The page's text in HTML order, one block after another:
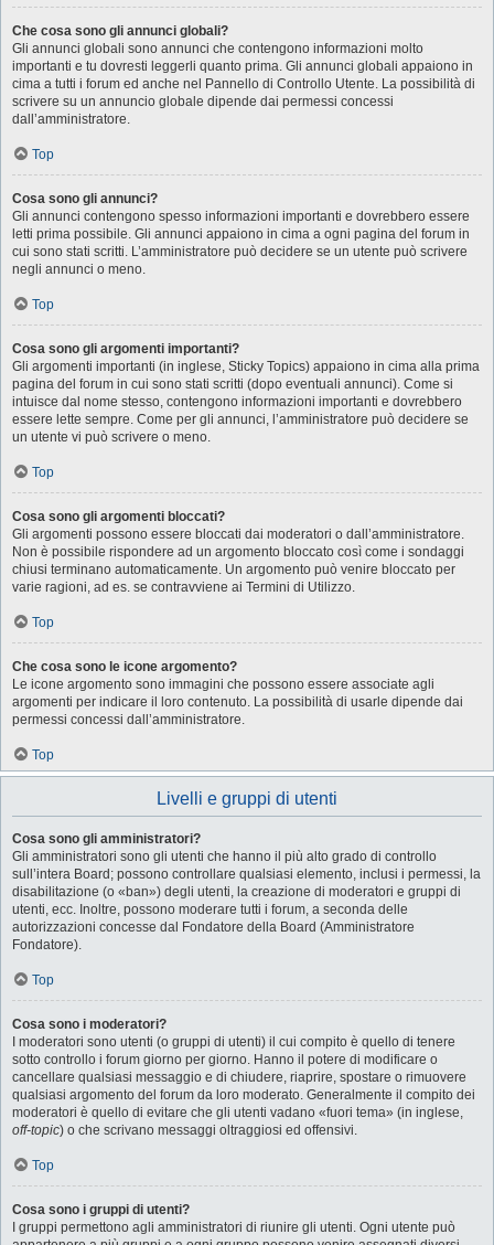
Che cosa sono gli annunci globali?
Gli annunci globali sono annunci che contengono informazioni molto
importanti e tu dovresti leggerli quanto prima. Gli annunci globali appaiono in
cima a tutti i forum ed anche nel Pannello di Controllo Utente. La possibilità di
scrivere su un annuncio globale dipende dai permessi concessi
dall’amministratore.
Top
Cosa sono gli annunci?
Gli annunci contengono spesso informazioni importanti e dovrebbero essere
letti prima possibile. Gli annunci appaiono in cima a ogni pagina del forum in
cui sono stati scritti. L’amministratore può decidere se un utente può scrivere
negli annunci o meno.
Top
Cosa sono gli argomenti importanti?
Gli argomenti importanti (in inglese, Sticky Topics) appaiono in cima alla prima
pagina del forum in cui sono stati scritti (dopo eventuali annunci). Come si
intuisce dal nome stesso, contengono informazioni importanti e dovrebbero
essere lette sempre. Come per gli annunci, l’amministratore può decidere se
un utente vi può scrivere o meno.
Top
Cosa sono gli argomenti bloccati?
Gli argomenti possono essere bloccati dai moderatori o dall’amministratore.
Non è possibile rispondere ad un argomento bloccato così come i sondaggi
chiusi terminano automaticamente. Un argomento può venire bloccato per
varie ragioni, ad es. se contravviene ai Termini di Utilizzo.
Top
Che cosa sono le icone argomento?
Le icone argomento sono immagini che possono essere associate agli
argomenti per indicare il loro contenuto. La possibilità di usarle dipende dai
permessi concessi dall’amministratore.
Top
Livelli e gruppi di utenti
Cosa sono gli amministratori?
Gli amministratori sono gli utenti che hanno il più alto grado di controllo
sull’intera Board; possono controllare qualsiasi elemento, inclusi i permessi, la
disabilitazione (o «ban») degli utenti, la creazione di moderatori e gruppi di
utenti, ecc. Inoltre, possono moderare tutti i forum, a seconda delle
autorizzazioni concesse dal Fondatore della Board (Amministratore
Fondatore).
Top
Cosa sono i moderatori?
I moderatori sono utenti (o gruppi di utenti) il cui compito è quello di tenere
sotto controllo i forum giorno per giorno. Hanno il potere di modificare o
cancellare qualsiasi messaggio e di chiudere, riaprire, spostare o rimuovere
qualsiasi argomento del forum da loro moderato. Generalmente il compito dei
moderatori è quello di evitare che gli utenti vadano «fuori tema» (in inglese,
off-topic) o che scrivano messaggi oltraggiosi ed offensivi.
Top
Cosa sono i gruppi di utenti?
I gruppi permettono agli amministratori di riunire gli utenti. Ogni utente può